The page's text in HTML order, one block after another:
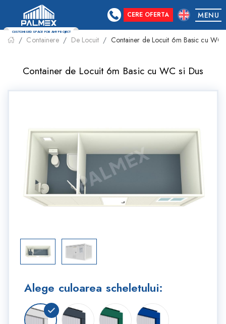
CUSTOMISED SPACE FOR ANY PROJECT
CERE OFERTA MENU
Containere De Locuit Container de Locuit 6m Basic cu WC
Container de Locuit 6m Basic cu WC si Dus
Alege culoarea scheletului: